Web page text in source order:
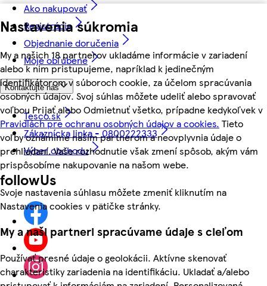
Nastavenia súkromia
My a našich 18 partnerov ukladáme informácie v zariadení
alebo k nim pristupujeme, napríklad k jedinečným
identifikátorom v súboroch cookie, za účelom spracúvania
osobných údajov. Svoj súhlas môžete udeliť alebo spravovať
voľbou Prijať alebo Odmietnuť všetko, prípadne kedykoľvek v
Pravidlách pre ochranu osobných údajov a cookies. Tieto
voľby oznámime našim partnerom a neovplyvnia údaje o
prehliadaní. Vaše rozhodnutie však zmení spôsob, akým vám
prispôsobíme nakupovanie na našom webe.
Svoje nastavenia súhlasu môžete zmeniť kliknutím na
Nastavenia cookies v pätičke stránky.
My a naši partneri spracúvame údaje s cieľom
Používať presné údaje o geolokácii. Aktívne skenovať
charakteristiky zariadenia na identifikáciu. Ukladať a/alebo
Ako nakupovať
Registrácia
Objednanie doručenia
Moje obľúbené
Kontaktujte nás
Tesco.sk
Zákaznícka linka - 0800222333
Výber obchodu
followUs